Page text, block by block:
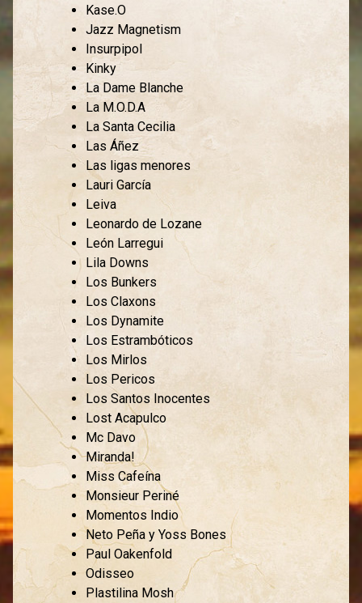
Kase.O
Jazz Magnetism
Insurpipol
Kinky
La Dame Blanche
La M.O.D.A
La Santa Cecilia
Las Áñez
Las ligas menores
Lauri García
Leiva
Leonardo de Lozane
León Larregui
Lila Downs
Los Bunkers
Los Claxons
Los Dynamite
Los Estrambóticos
Los Mirlos
Los Pericos
Los Santos Inocentes
Lost Acapulco
Mc Davo
Miranda!
Miss Cafeína
Monsieur Periné
Momentos Indio
Neto Peña y Yoss Bones
Paul Oakenfold
Odisseo
Plastilina Mosh